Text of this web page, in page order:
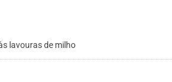
lavouras de milho